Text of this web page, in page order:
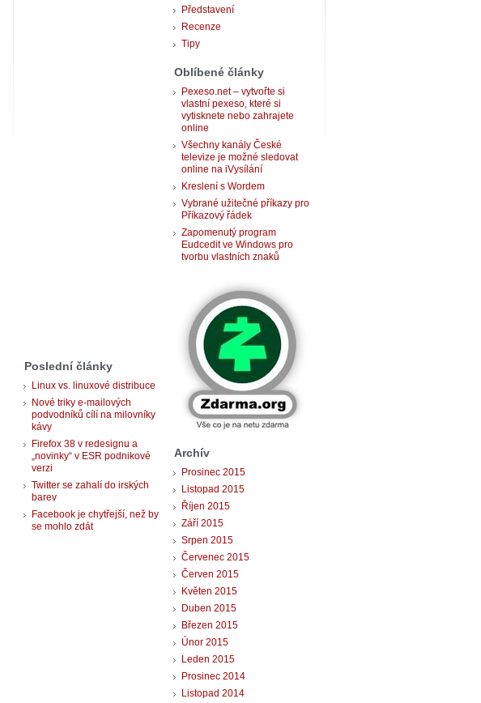
Poslední články
Linux vs. linuxové distribuce
Nové triky e-mailových
podvodníků cílí na milovníky
kávy
Firefox 38 v redesignu a
„novinky“ v ESR podnikové
verzi
Twitter se zahalí do irských
barev
Facebook je chytřejší, než by
se mohlo zdát
Představení
Recenze
Tipy
Oblíbené články
Pexeso.net – vytvořte si
vlastní pexeso, které si
vytisknete nebo zahrajete
online
Všechny kanály České
televize je možné sledovat
online na iVysílání
Kreslení s Wordem
Vybrané užitečné příkazy pro
Příkazový řádek
Zapomenutý program
Eudcedit ve Windows pro
tvorbu vlastních znaků
Archív
Prosinec 2015
Listopad 2015
Říjen 2015
Září 2015
Srpen 2015
Červenec 2015
Červen 2015
Květen 2015
Duben 2015
Březen 2015
Únor 2015
Leden 2015
Prosinec 2014
Listopad 2014